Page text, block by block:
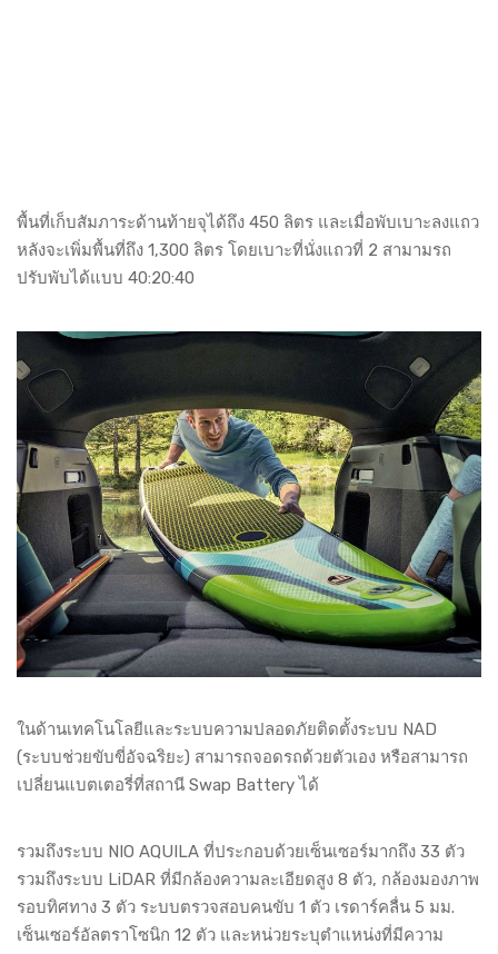
พื้นที่เก็บสัมภาระด้านท้ายจุได้ถึง 450 ลิตร และเมื่อพับเบาะลงแถว
หลังจะเพิ่มพื้นที่ถึง 1,300 ลิตร โดยเบาะที่นั่งแถวที่ 2 สามามรถ
ปรับพับได้แบบ 40:20:40
ในด้านเทคโนโลยีและระบบความปลอดภัยติดตั้งระบบ NAD
(ระบบช่วยขับขี่อัจฉริยะ) สามารถจอดรถด้วยตัวเอง หรือสามารถ
เปลี่ยนแบตเตอรี่ที่สถานี Swap Battery ได้
รวมถึงระบบ NIO AQUILA ที่ประกอบด้วยเซ็นเซอร์มากถึง 33 ตัว
รวมถึงระบบ LiDAR ที่มีกล้องความละเอียดสูง 8 ตัว, กล้องมองภาพ
รอบทิศทาง 3 ตัว ระบบตรวจสอบคนขับ 1 ตัว เรดาร์คลื่น 5 มม.
เซ็นเซอร์อัลตราโซนิก 12 ตัว และหน่วยระบุตำแหน่งที่มีความ